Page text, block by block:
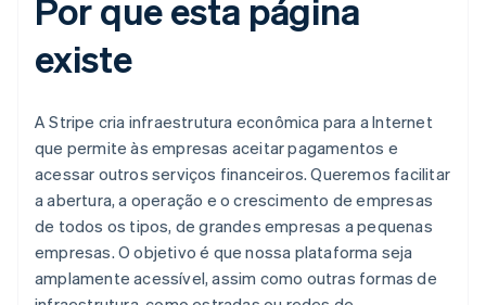
Por que esta página
existe
A Stripe cria infraestrutura econômica para a Internet
que permite às empresas aceitar pagamentos e
acessar outros serviços financeiros. Queremos facilitar
a abertura, a operação e o crescimento de empresas
de todos os tipos, de grandes empresas a pequenas
empresas. O objetivo é que nossa plataforma seja
amplamente acessível, assim como outras formas de